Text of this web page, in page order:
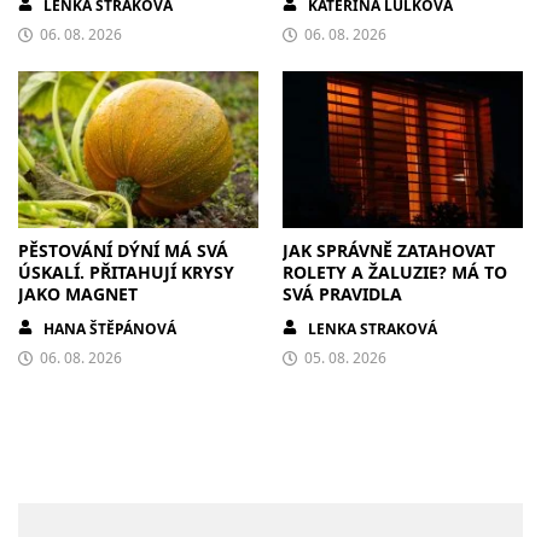
LENKA STRAKOVÁ
06. 08. 2026
KATEŘINA LULKOVÁ
06. 08. 2026
PĚSTOVÁNÍ DÝNÍ MÁ SVÁ
ÚSKALÍ. PŘITAHUJÍ KRYSY
JAKO MAGNET
HANA ŠTĚPÁNOVÁ
06. 08. 2026
JAK SPRÁVNĚ ZATAHOVAT
ROLETY A ŽALUZIE? MÁ TO
SVÁ PRAVIDLA
LENKA STRAKOVÁ
05. 08. 2026